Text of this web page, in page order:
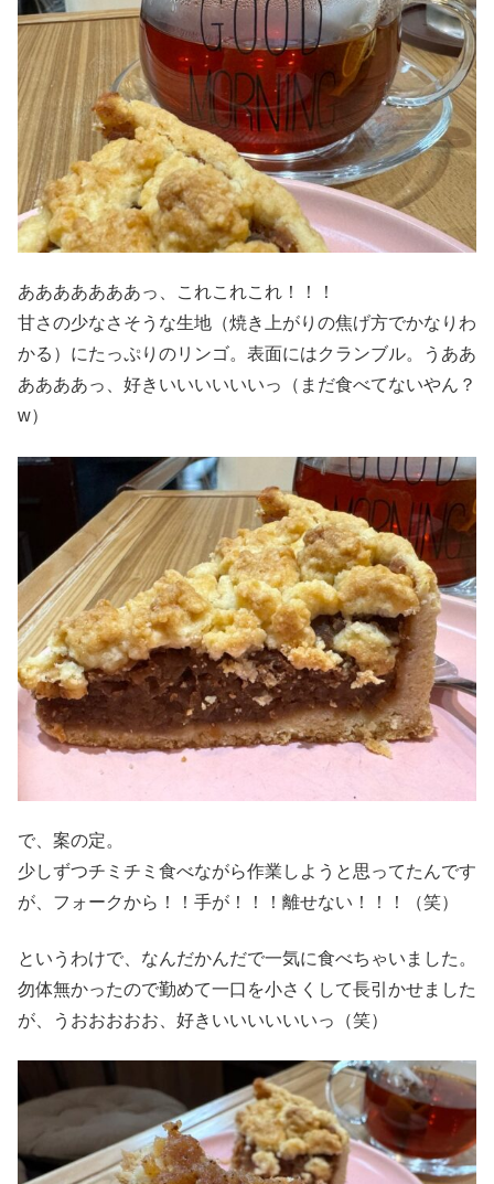
あああああああっ、これこれこれ！！！
甘さの少なさそうな生地（焼き上がりの焦げ方でかなりわ
かる）にたっぷりのリンゴ。表面にはクランブル。うああ
ああああっ、好きいいいいいいっ（まだ食べてないやん？
w）
で、案の定。
少しずつチミチミ食べながら作業しようと思ってたんです
が、フォークから！！手が！！！離せない！！！（笑）
というわけで、なんだかんだで一気に食べちゃいました。
勿体無かったので勤めて一口を小さくして長引かせました
が、うおおおおお、好きいいいいいいっ（笑）